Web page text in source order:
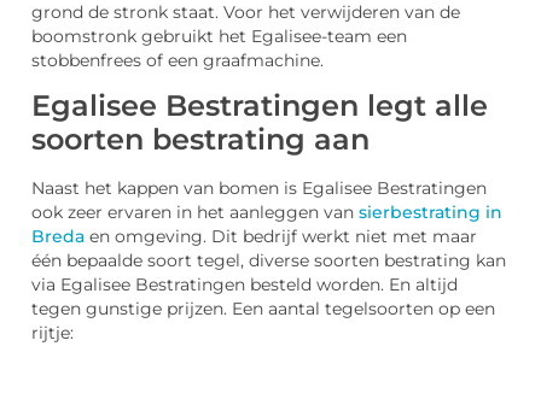
grond de stronk staat. Voor het verwijderen van de
boomstronk gebruikt het Egalisee-team een
stobbenfrees of een graafmachine.
Egalisee Bestratingen legt alle
soorten bestrating aan
Naast het kappen van bomen is Egalisee Bestratingen
ook zeer ervaren in het aanleggen van sierbestrating in
Breda en omgeving. Dit bedrijf werkt niet met maar
één bepaalde soort tegel, diverse soorten bestrating kan
via Egalisee Bestratingen besteld worden. En altijd
tegen gunstige prijzen. Een aantal tegelsoorten op een
rijtje: